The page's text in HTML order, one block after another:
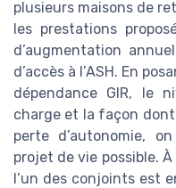
plusieurs maisons de
les prestations
d’augmentation
d’accès à l’ASH. En
dépendance GIR, le
charge et la façon dont
perte d’autonomie,
projet de vie possible.
l’un des conjoints est